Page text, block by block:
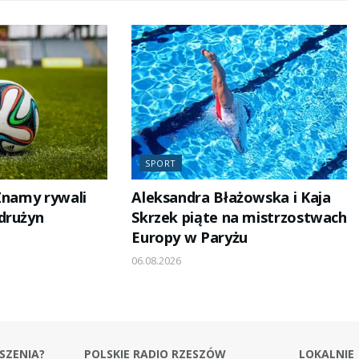
rywali
SPORT
Aleksandra Błażowska i Kaja
Skrzek piąte na mistrzostwach
Europy w Paryżu
06.08.2026
POLSKIE RADIO RZESZÓW LOKALNIE